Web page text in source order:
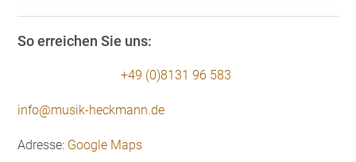
So erreichen Sie uns:
+49 (0)8131 96 583
info@musik-heckmann.de
Adresse: Google Maps